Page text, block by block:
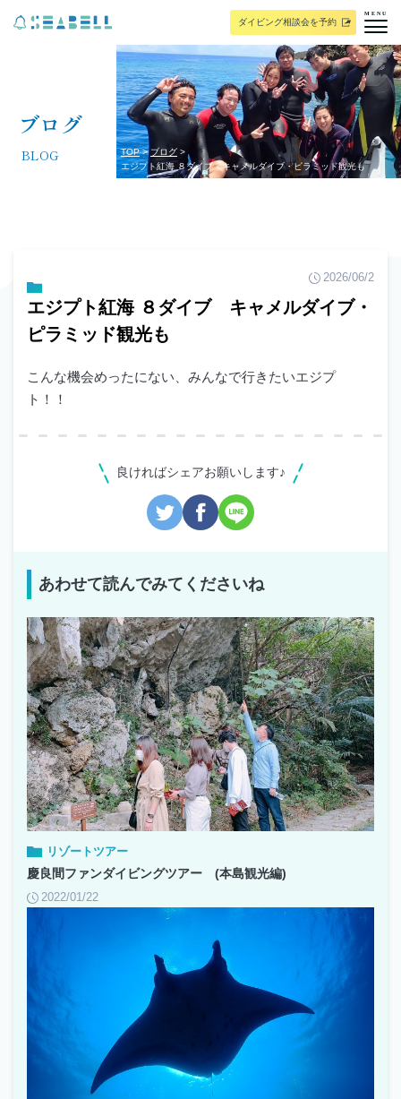
ダイビング相談会を予約
MENU
ブログ
BLOG TOP
ブログ
エジプト紅海 ８ダイブ キャメルダイブ・ピラミッド観光も
2026/06/2
エジプト紅海 ８ダイブ キャメルダイブ・
ピラミッド観光も
こんな機会めったにない、みんなで行きたいエジプ
ト！！
良ければシェアお願いします♪
あわせて読んでみてくださいね
リゾートツアー
慶良間ファンダイビングツアー (本島観光編)
2022/01/22